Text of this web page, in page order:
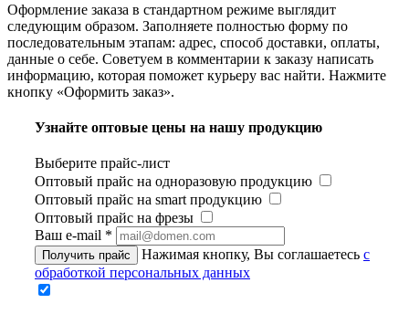
Оформление заказа в стандартном режиме выглядит
следующим образом. Заполняете полностью форму по
последовательным этапам: адрес, способ доставки, оплаты,
данные о себе. Советуем в комментарии к заказу написать
информацию, которая поможет курьеру вас найти. Нажмите
кнопку «Оформить заказ».
Узнайте оптовые цены на нашу продукцию
Выберите прайс-лист
Оптовый прайс на одноразовую продукцию
Оптовый прайс на smart продукцию
Оптовый прайс на фрезы
Ваш e-mail *
Получить прайс Нажимая кнопку, Вы соглашаетесь с
обработкой персональных данных